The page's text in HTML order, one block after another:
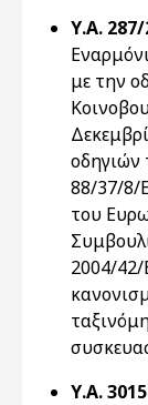
Υ.Α.
με την
οδηγιών
88/37/8/
του
2004/
Υ.Α.